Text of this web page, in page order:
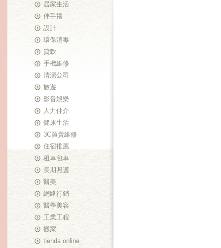
居家生活
伴手禮
設計
環保消毒
貸款
手機維修
清潔公司
旅遊
影音娛樂
人力仲介
健康生活
3C買賣維修
住宿推薦
租車包車
長期照護
醫美
網路行銷
醫學美容
工業工程
搬家
tienda online